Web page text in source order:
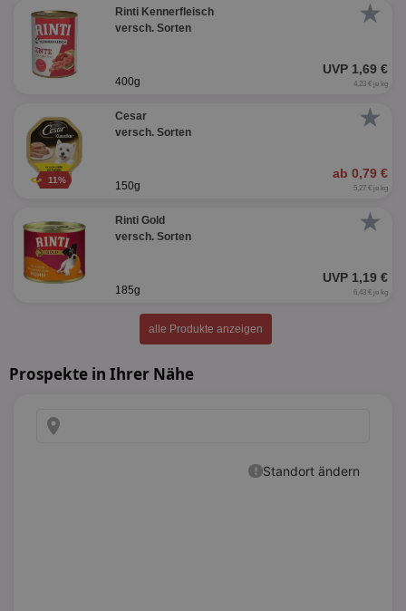
★
Rinti Kennerfleisch
versch. Sorten
UVP 1,69 €
400g 4,23 € je kg
★
11%
Cesar
versch. Sorten
ab 0,79 €
150g 5,27 € je kg
★
Rinti Gold
versch. Sorten
UVP 1,19 €
185g 6,43 € je kg
alle Produkte anzeigen
Prospekte in Ihrer Nähe